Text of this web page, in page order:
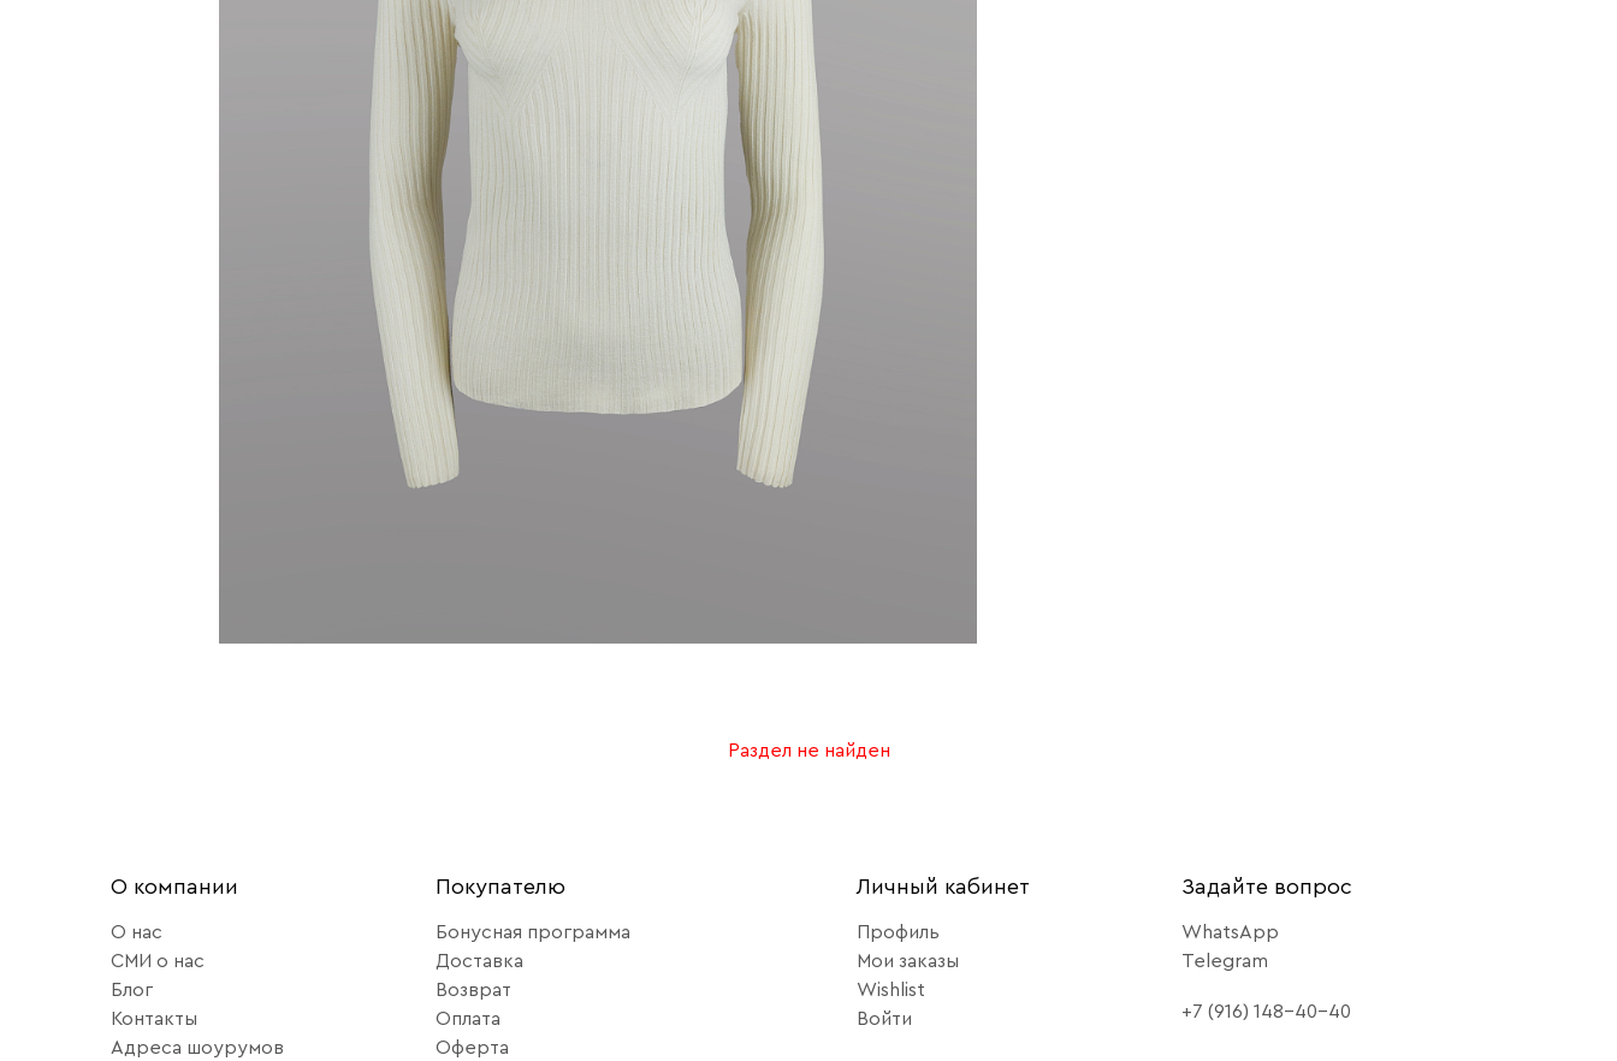
Раздел не найден
О компании
О нас
СМИ о нас
Блог
Контакты
Адреса шоурумов
Покупателю
Бонусная программа
Доставка
Возврат
Оплата
Оферта
Личный кабинет
Профиль
Мои заказы
Wishlist
Войти
Задайте вопрос
WhatsApp
Telegram
+7 (916) 148-40-40